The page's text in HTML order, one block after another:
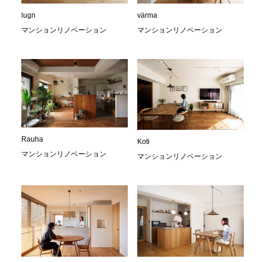
lugn
マンションリノベーション
värma
マンションリノベーション
Rauha
マンションリノベーション
Koti
マンションリノベーション